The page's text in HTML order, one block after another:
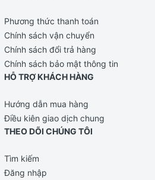
Phương thức thanh toán
Chính sách vận chuyển
Chính sách đổi trả hàng
Chính sách bảo mật thông tin
HỖ TRỢ KHÁCH HÀNG
Hướng dẫn mua hàng
Điều kiên giao dịch chung
THEO DÕI CHÚNG TÔI
Tìm kiếm
Đăng nhập